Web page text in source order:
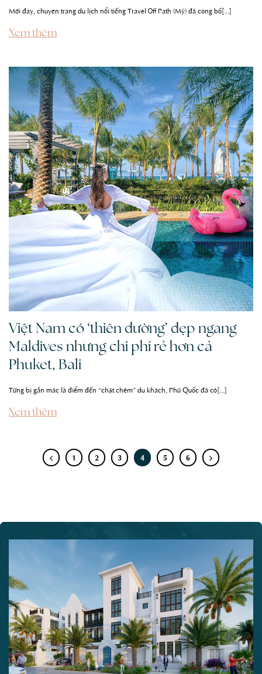
Mới đây, chuyên trang du lịch nổi tiếng Travel Off Path (Mỹ) đã công bố[...]
Xem thêm
Việt Nam có ‘thiên đường’ đẹp ngang
Maldives nhưng chi phí rẻ hơn cả
Phuket, Bali
Từng bị gắn mác là điểm đến “chặt chém” du khách, Phú Quốc đã có[...]
Xem thêm
1 2 3 4 5 6